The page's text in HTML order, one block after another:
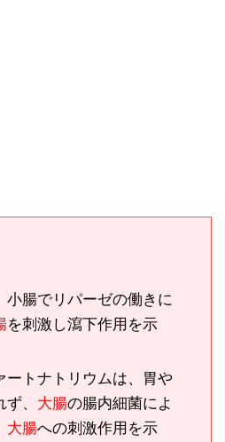
小腸でリパーゼの働きに
を刺激し瀉下作用を示
ートナトリウムは、胃や
、 大腸の腸内細菌によ
大腸への刺激作用を示